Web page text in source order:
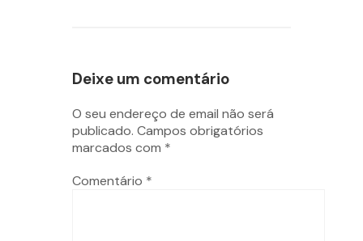
Deixe um comentário
O seu endereço de email não será
publicado. Campos obrigatórios
marcados com *
Comentário *